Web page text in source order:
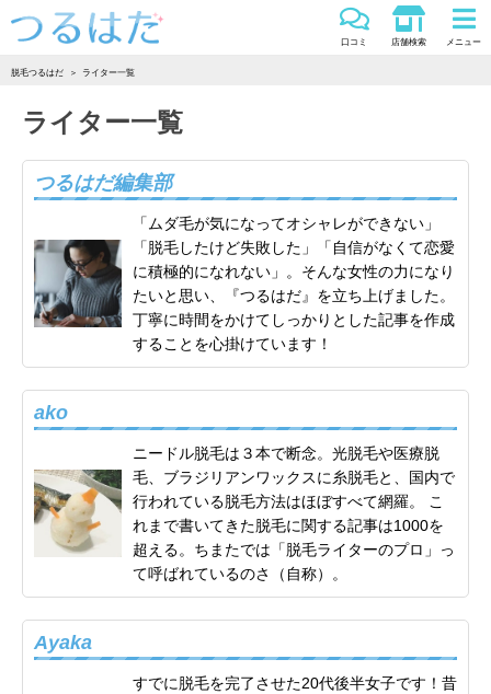
口コミ 店舗検索 メニュー
脱毛つるはだ ライター一覧
ライター一覧
つるはだ編集部
「ムダ毛が気になってオシャレができない」
「脱毛したけど失敗した」「自信がなくて恋愛
に積極的になれない」。そんな女性の力になり
たいと思い、『つるはだ』を立ち上げました。
丁寧に時間をかけてしっかりとした記事を作成
することを心掛けています！
ako
ニードル脱毛は３本で断念。光脱毛や医療脱
毛、ブラジリアンワックスに糸脱毛と、国内で
行われている脱毛方法はほぼすべて網羅。 こ
れまで書いてきた脱毛に関する記事は1000を
超える。ちまたでは「脱毛ライターのプロ」っ
て呼ばれているのさ（自称）。
Ayaka
すでに脱毛を完了させた20代後半女子です！昔